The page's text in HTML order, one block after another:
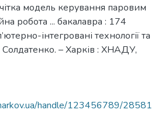
модель керування паровим
робота ... бакалавра : 174
інтегровані технології та
Солдатенко. – Харків : ХНАДУ,
handle/123456789/28581